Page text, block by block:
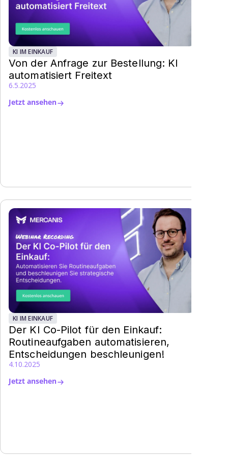
KI IM EINKAUF
Von der Anfrage zur Bestellung: KI
automatisiert Freitext
6.5.2025
Jetzt ansehen
KI IM EINKAUF
Der KI Co-Pilot für den Einkauf:
Routineaufgaben automatisieren,
Entscheidungen beschleunigen!
4.10.2025
Jetzt ansehen